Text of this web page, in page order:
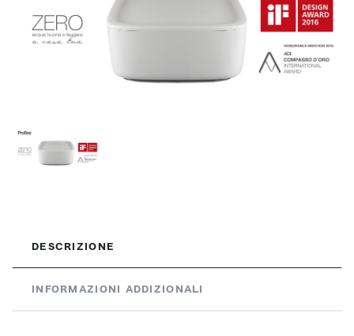
DESCRIZIONE
INFORMAZIONI ADDIZIONALI